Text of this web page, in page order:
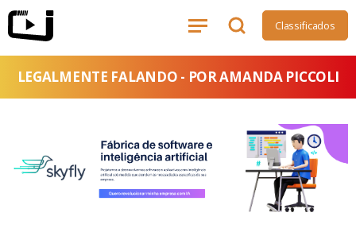
Classificados
LEGALMENTE FALANDO - POR AMANDA PICCOLI